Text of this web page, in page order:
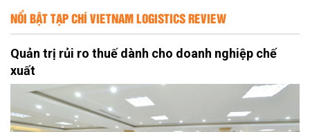
NỔI BẬT TẠP CHÍ VIETNAM LOGISTICS REVIEW
Quản trị rủi ro thuế dành cho doanh nghiệp chế
xuất